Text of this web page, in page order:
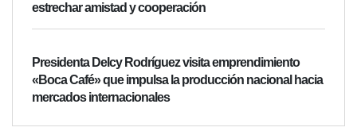
estrechar amistad y cooperación
Presidenta Delcy Rodríguez visita emprendimiento
«Boca Café» que impulsa la producción nacional hacia
mercados internacionales